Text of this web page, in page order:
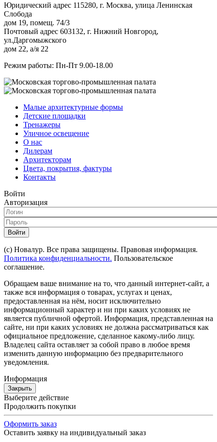
Юридический адрес 115280, г. Москва, улица Ленинская
Слобода
дом 19, помещ. 74/3
Почтовый адрес 603132, г. Нижний Новгород,
ул.Даргомыжского
дом 22, а/я 22
Режим работы: Пн-Пт 9.00-18.00
Малые архитектурные формы
Детские площадки
Тренажеры
Уличное освещение
О нас
Дилерам
Архитекторам
Цвета, покрытия, фактуры
Контакты
Войти
Авторизация
Войти
(с) Новалур. Все права защищены. Правовая информация.
Политика конфиденциальности. Пользовательское
соглашение.
Обращаем ваше внимание на то, что данный интернет-сайт, а
также вся информация о товарах, услугах и ценах,
предоставленная на нём, носит исключительно
информационный характер и ни при каких условиях не
является публичной офертой. Информация, представленная на
сайте, ни при каких условиях не должна рассматриваться как
официальное предложение, сделанное какому-либо лицу.
Владелец сайта оставляет за собой право в любое время
изменить данную информацию без предварительного
уведомления.
Информация
Закрыть
Выберите действие
Продолжить покупки
Оформить заказ
Оставить заявку на индивидуальный заказ